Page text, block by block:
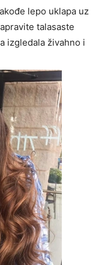
lepo uklapa uz
talasaste
izgledala živahno i